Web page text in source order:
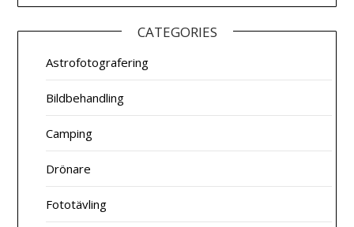
CATEGORIES
Astrofotografering
Bildbehandling
Camping
Drönare
Fototävling